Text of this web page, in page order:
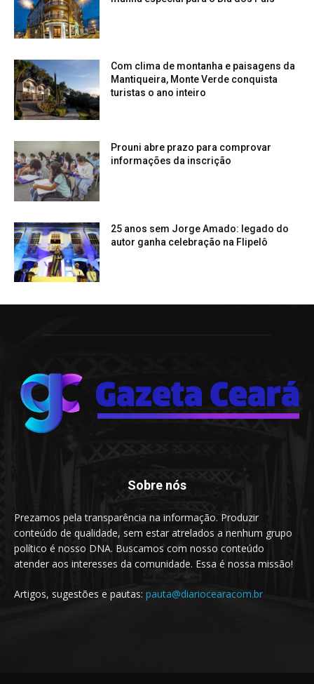
Com clima de montanha e paisagens da
Mantiqueira, Monte Verde conquista
turistas o ano inteiro
Prouni abre prazo para comprovar
informações da inscrição
25 anos sem Jorge Amado: legado do
autor ganha celebração na Flipelô
Sobre nós
Prezamos pela transparência na informação. Produzir
conteúdo de qualidade, sem estar atrelados a nenhum grupo
político é nosso DNA. Buscamos com nosso conteúdo
atender aos interesses da comunidade. Essa é nossa missão!
Artigos, sugestões e pautas: pauta@diariocearacom.br